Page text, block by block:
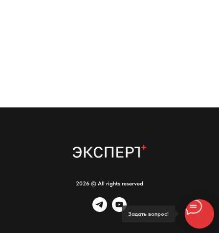
Задать вопрос!
2026 © All rights reserved